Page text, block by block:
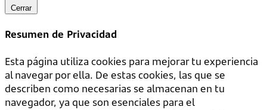
Cerrar
Resumen de Privacidad
Esta página utiliza cookies para mejorar tu experiencia
al navegar por ella. De estas cookies, las que se
describen como necesarias se almacenan en tu
navegador, ya que son esenciales para el